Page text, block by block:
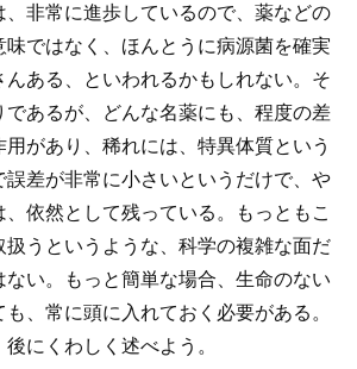
、非常に進歩しているので、薬などの
ではなく、ほんとうに病源菌を確実
んある、といわれるかもしれない。そ
であるが、どんな名薬にも、程度の差
があり、稀れには、特異体質という
誤差が非常に小さいというだけで、や
依然として残っている。もっともこ
扱うというような、科学の複雑な面だ
ない。もっと簡単な場合、生命のない
、常に頭に入れておく必要がある。
にくわしく述べよう。